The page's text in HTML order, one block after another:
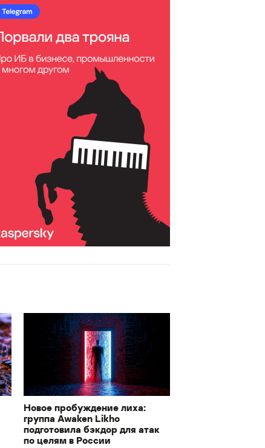
Новое пробуждение лиха:
группа Awaken Likho
подготовила бэкдор для атак
по целям в России